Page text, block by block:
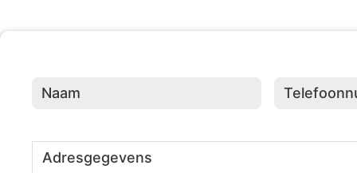
Telefoonnummer